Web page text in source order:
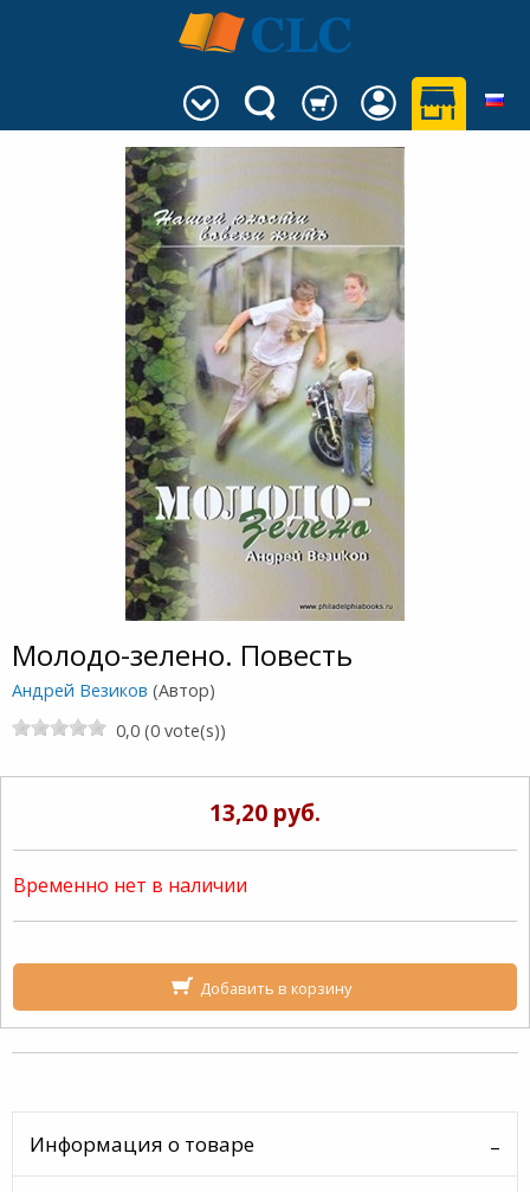
Молодо-зелено. Повесть
Андрей Везиков (Автор)
0,0 (0 vote(s))
13,20 руб.
Временно нет в наличии
Добавить в корзину
Информация о товаре